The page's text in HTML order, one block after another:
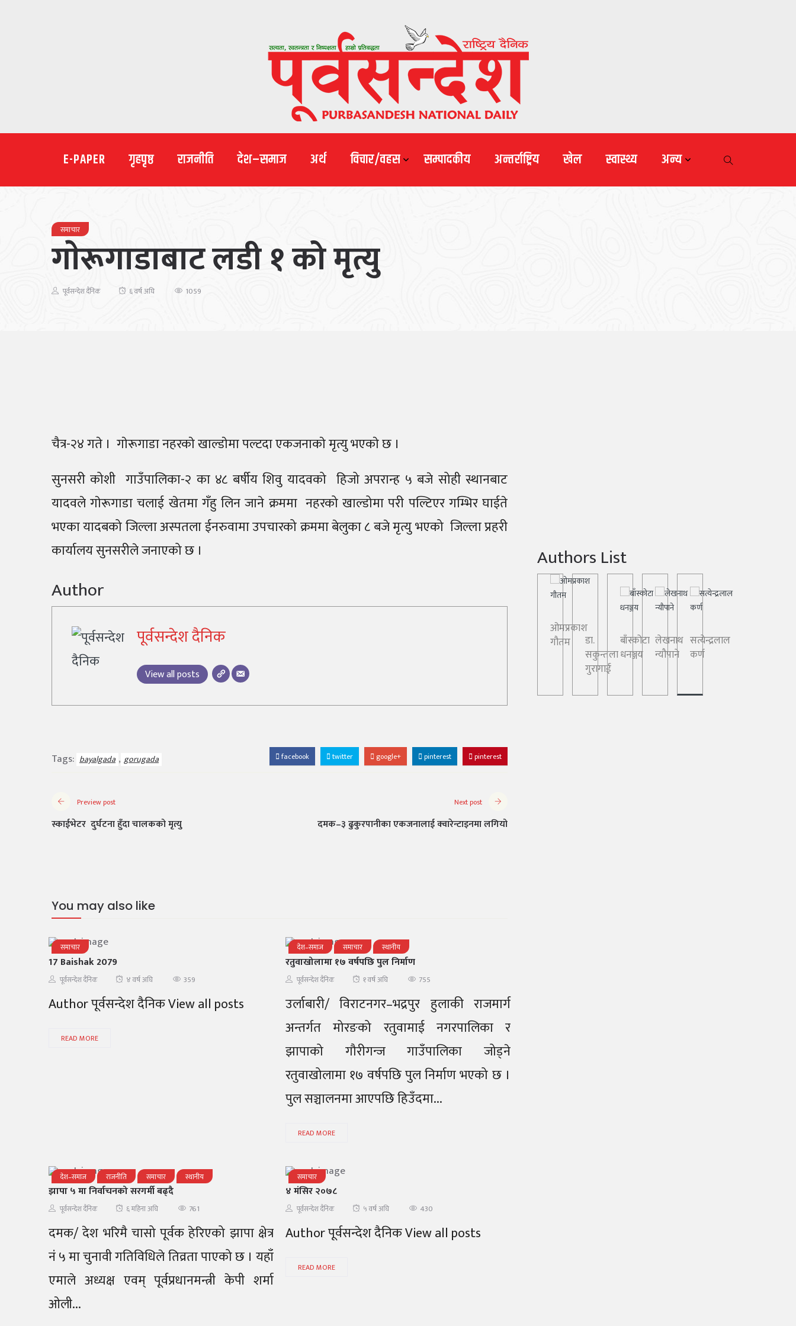
E-PAPER गृहपृष्ठ राजनीति देश–समाज अर्थ विचार/वहस सम्पादकीय अन्तर्राष्ट्रिय खेल स्वास्थ्य अन्य
समाचार
गाेरूगाडाबाट लडी १ को मृत्यु
पूर्वसन्देश दैनिक ६ वर्ष अघि 1059
चैत्र-२४ गते । गाेरूगाडा नहरकाे खाल्डाेमा पल्टदा एकजनाकाे मृत्यु भएकाे छ ।
सुनसरी कोशी गाउँपालिका-२ का ४८ बर्षीय शिवु यादवको हिजो अपरान्ह ५ बजे सोही स्थानबाट
यादवले गाेरूगाडा चलाई खेतमा गँहु लिन जाने क्रममा नहरको खाल्डोमा परी पल्टिएर गम्भिर घाईते
भएका यादबको जिल्ला अस्पतला ईनरुवामा उपचारको क्रममा बेलुका ८ बजे मृत्यु भएको जिल्ला प्रहरी
कार्यालय सुनसरीले जनाएको छ ।
Author
पूर्वसन्देश दैनिक
View all posts
Tags: bayalgada , gorugada facebook twitter google+ pinterest pinterest
Preview post
स्काईभेटर दुर्घटना हुँदा चालकको मृत्यु
Next post
दमक–३ ढुकुरपानीका एकजनालाई क्वारेन्टाइनमा लगियो
You may also like
समाचार
17 Baishak 2079
पूर्वसन्देश दैनिक ४ वर्ष अघि 359
Author पूर्वसन्देश दैनिक View all posts
READ MORE
देश–समाज समाचार स्थानीय
रतुवाखोलामा १७ वर्षपछि पुल निर्माण
पूर्वसन्देश दैनिक १ वर्ष अघि 755
उर्लाबारी/ विराटनगर–भद्रपुर हुलाकी राजमार्ग
अन्तर्गत मोरङको रतुवामाई नगरपालिका र
झापाको गौरीगन्ज गाउँपालिका जोड्ने
रतुवाखोलामा १७ वर्षपछि पुल निर्माण भएको छ ।
पुल सञ्चालनमा आएपछि हिउँदमा...
READ MORE
देश–समाज राजनीति समाचार स्थानीय
झापा ५ मा निर्वाचनको सरगर्मी बढ्दै
पूर्वसन्देश दैनिक ६ महिना अघि 761
दमक/ देश भरिमै चासो पूर्वक हेरिएको झापा क्षेत्र
नंं ५ मा चुनावी गतिविधिले तिव्रता पाएको छ । यहाँ
एमाले अध्यक्ष एवम् पूर्वप्रधानमन्त्री केपी शर्मा
ओली...
समाचार
४ मंसिर २०७८
पूर्वसन्देश दैनिक ५ वर्ष अघि 430
Author पूर्वसन्देश दैनिक View all posts
READ MORE
Authors List
ओमप्रकाश
गौतम
डा.
सकुन्तला
गुरागाई
बाँस्कोटा
धनञ्जय
लेखनाथ
न्यौपाने
सत्येन्द्रलाल
कर्ण